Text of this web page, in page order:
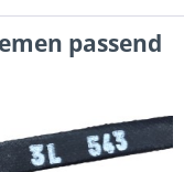
passend